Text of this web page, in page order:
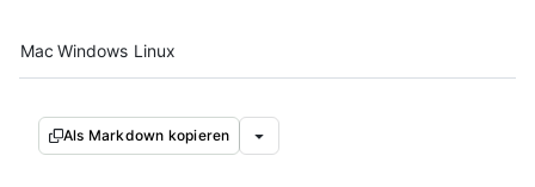
Platform navigation
Mac Windows Linux
Als Markdown kopieren